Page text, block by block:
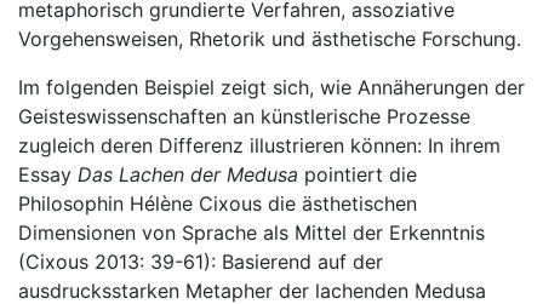
metaphorisch grundierte Verfahren, assoziative
Vorgehensweisen, Rhetorik und ästhetische Forschung.
Im folgenden Beispiel zeigt sich, wie Annäherungen der
Geisteswissenschaften an künstlerische Prozesse
zugleich deren Differenz illustrieren können: In ihrem
Essay Das Lachen der Medusa pointiert die
Philosophin Hélène Cixous die ästhetischen
Dimensionen von Sprache als Mittel der Erkenntnis
(Cixous 2013: 39-61): Basierend auf der
ausdrucksstarken Metapher der lachenden Medusa